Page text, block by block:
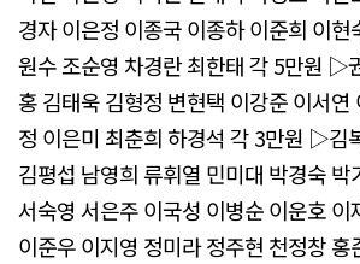
경자 이은정 이종국 이종하 이준희 이현
원수 조순영 차경란 최한태 각 5만원 ▷
홍 김태욱 김형정 변현택 이강준 이서연
정 이은미 최춘희 하경석 각 3만원 ▷김
김평섭 남영희 류휘열 민미대 박경숙
서숙영 서은주 이국성 이병순 이운호
이준우 이지영 정미라 정주현 천정창